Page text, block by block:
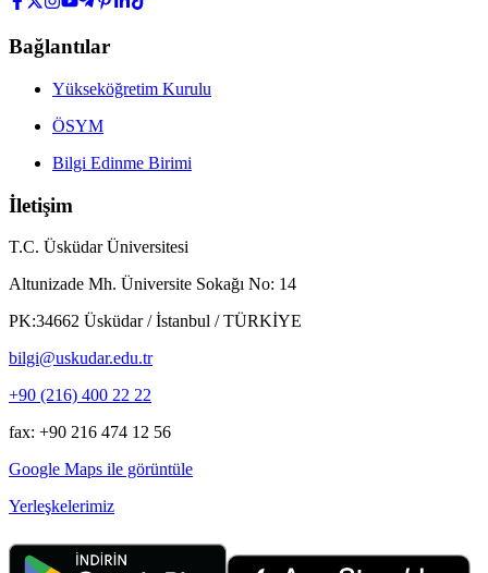
Bağlantılar
Yükseköğretim Kurulu
ÖSYM
Bilgi Edinme Birimi
İletişim
T.C. Üsküdar Üniversitesi
Altunizade Mh. Üniversite Sokağı No: 14
PK:34662 Üsküdar / İstanbul / TÜRKİYE
bilgi@uskudar.edu.tr
+90 (216) 400 22 22
fax: +90 216 474 12 56
Google Maps ile görüntüle
Yerleşkelerimiz